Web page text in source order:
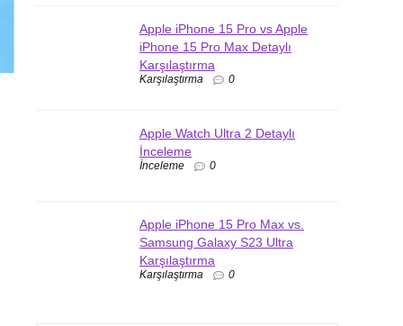
Apple iPhone 15 Pro vs Apple
iPhone 15 Pro Max Detaylı
Karşılaştırma
Karşılaştırma 0
Apple Watch Ultra 2 Detaylı
İnceleme
İnceleme 0
Apple iPhone 15 Pro Max vs.
Samsung Galaxy S23 Ultra
Karşılaştırma
Karşılaştırma 0